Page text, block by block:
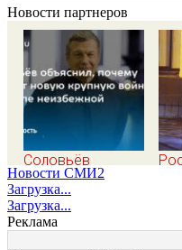
Новости партнеров
Соловьёв
объяснил, почему
считает новую
крупную войну в
Европе неизбежной
Новости СМИ2
Загрузка...
Загрузка...
Реклама